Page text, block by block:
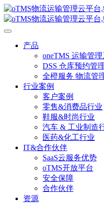
产品
oneTMS 运输管
DSS 仓库预约管
全橙服务 物流管
行业案例
客户案例
零售&消费品行业
鞋服&时尚行业
汽车 & 工业制造
医药&化工行业
IT&合作伙伴
SaaS云服务优势
oTMS开放平台
安全保障
合作伙伴
资源